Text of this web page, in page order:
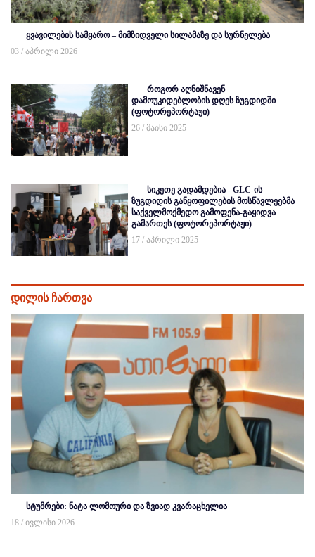
ყვავილების სამყარო – მიმზიდველი სილამაზე და სურნელება
03 / აპრილი 2026
როგორ აღნიშნავენ
დამოუკიდებლობის დღეს ზუგდიდში
(ფოტორეპორტაჟი)
26 / მაისი 2025
სიკეთე გადამდებია - GLC-ის
ზუგდიდის განყოფილების მოსწავლეებმა
საქველმოქმედო გამოფენა-გაყიდვა
გამართეს (ფოტორეპორტაჟი)
17 / აპრილი 2025
დილის ჩართვა
სტუმრები: ნატა ლომოური და ზვიად კვარაცხელია
18 / ივლისი 2026